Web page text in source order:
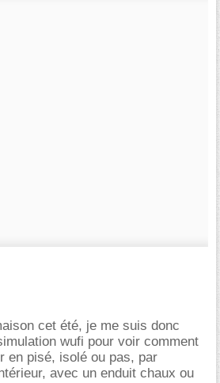
cet été, je me suis donc
wufi pour voir comment
en pisé, isolé ou pas, par
avec un enduit chaux ou